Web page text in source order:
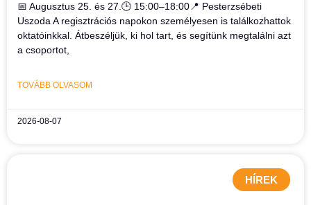
📅 Augusztus 25. és 27.🕒 15:00–18:00📍 Pesterzsébeti
Uszoda A regisztrációs napokon személyesen is találkozhattok
oktatóinkkal. Átbeszéljük, ki hol tart, és segítünk megtalálni azt
a csoportot,
TOVÁBB OLVASOM
2026-08-07
HÍREK